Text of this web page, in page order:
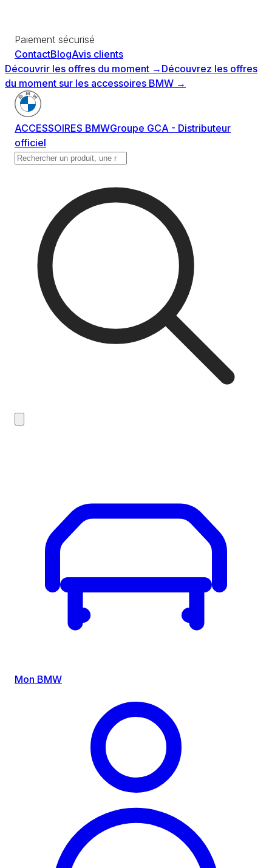
Paiement sécurisé
ContactBlogAvis clients
Découvrir les offres du moment → Découvrez les offres
du moment sur les accessoires BMW →
ACCESSOIRES BMWGroupe GCA - Distributeur
officiel
Mon BMW